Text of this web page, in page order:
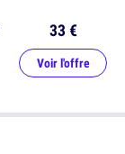
33 €
Voir l'offre